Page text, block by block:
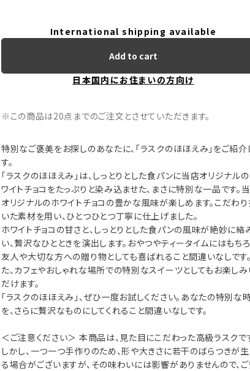
International shipping available
Add to cart
日本国内にお住まいの方向け
※この商品は20点までのご注文とさせていただきます。
特別なご褒美をお探しのあなたに、「ラスクのほほえみ」をご紹介
す。
「ラスクのほほえみ」は、しっとりとした食パンに当店オリジナル
ワイトチョコをたっぷりと染み込ませた、まさに特別な一品です。
オリジナルのホワイトチョコの豊かな風味が楽しめます。こだわ
いた素材を用い、ひとつひとつ丁寧に仕上げました。
ホワイトチョコの甘さと、しっとりとした食パンの風味が絶妙に絡
い、贅沢なひとときを演出します。おやつやティータイムにはもちろ
友人や大切な方への贈り物としても喜ばれること間違いなしです
た、カフェやおしゃれな場所での特別なスイーツとしてもお楽し
だけます。
「ラスクのほほえみ」、ぜひ一度お試しください。あなたの特別な
を、さらに贅沢なものにしてくれること間違いなしです。
＜ご注意ください＞ 本商品は、見た目にこだわった高級ラスクで
しかし、一つ一つ手作りのため、形や大きさに若干のばらつきが生
る場合がございますが、その味わいには影響がありませんので、